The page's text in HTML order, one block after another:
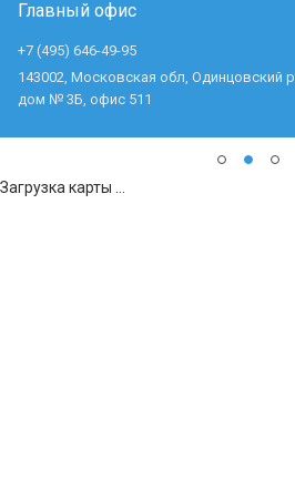
Главный офис
+7 (495) 646-49-95
143002, Московская обл, Одинцовский
дом № 3Б, офис 511
Загрузка карты ...